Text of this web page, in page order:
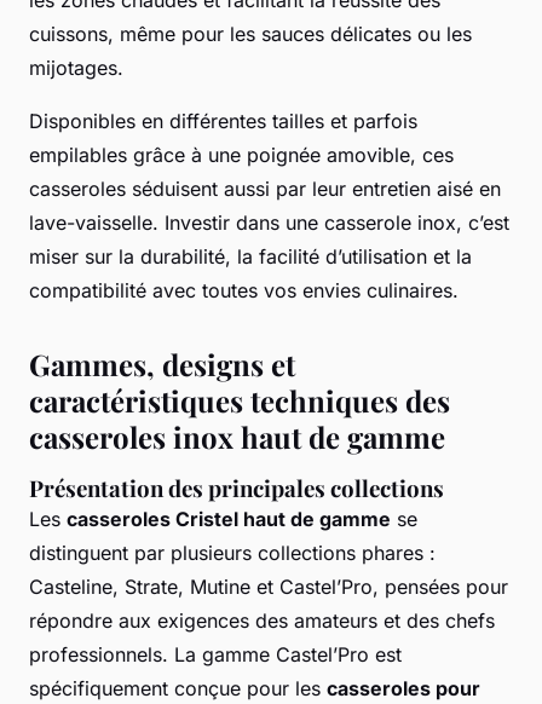
cuissons, même pour les sauces délicates ou les
mijotages.
Disponibles en différentes tailles et parfois
empilables grâce à une poignée amovible, ces
casseroles séduisent aussi par leur entretien aisé en
lave-vaisselle. Investir dans une casserole inox, c’est
miser sur la durabilité, la facilité d’utilisation et la
compatibilité avec toutes vos envies culinaires.
Gammes, designs et
caractéristiques techniques des
casseroles inox haut de gamme
Présentation des principales collections
Les casseroles Cristel haut de gamme se
distinguent par plusieurs collections phares :
Casteline, Strate, Mutine et Castel’Pro, pensées pour
répondre aux exigences des amateurs et des chefs
professionnels. La gamme Castel’Pro est
spécifiquement conçue pour les casseroles pour